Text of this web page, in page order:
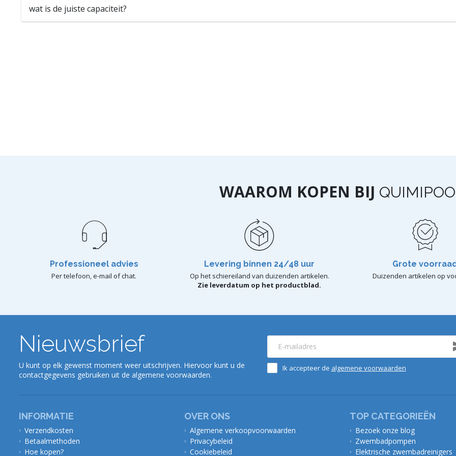
wat is de juiste capaciteit?
WAAROM KOPEN BIJ
Professioneel advies
Per telefoon, e-mail of chat.
Levering binnen 24/48 uur
Op het schiereiland van duizenden artikelen.
Zie leverdatum op het productblad.
Grote
Duizenden artikelen op
Nieuwsbrief
U kunt op elk gewenst moment weer uitschrijven. Hiervoor kunt u de
contactgegevens gebruiken uit de algemene voorwaarden.
Ik accepteer de algemene voorwaarden
INFORMATIE
Verzendkosten
Betaalmethoden
Hoe kopen?
OVER ONS
Algemene verkoopvoorwaarden
Privacybeleid
Cookiebeleid
TOP CATEGORIEËN
Bezoek onze blog
Zwembadpompen
Elektrische zwembadreinigers